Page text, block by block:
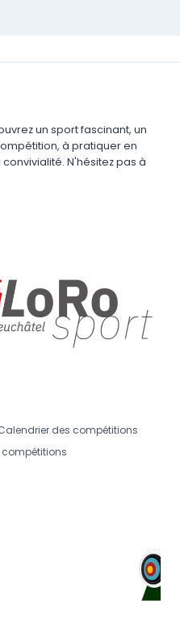
un sport fascinant, un
à pratiquer en
N'hésitez pas à
des compétitions